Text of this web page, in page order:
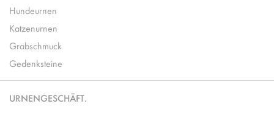
Hundeurnen
Katzenurnen
Grabschmuck
Gedenksteine
URNENGESCHÄFT.